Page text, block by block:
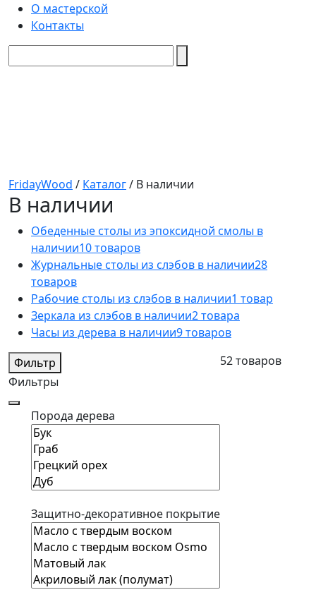
О мастерской
Контакты
FridayWood / Каталог/ В наличии
В наличии
Обеденные столы из эпоксидной смолы в
наличии10 товаров
Журнальные столы из слэбов в наличии28
товаров
Рабочие столы из слэбов в наличии1 товар
Зеркала из слэбов в наличии2 товара
Часы из дерева в наличии9 товаров
Фильтр
Фильтры
Порода дерева
Защитно-декоративное покрытие
52 товаров